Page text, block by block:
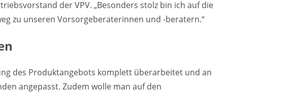
der VPV. „Besonders stolz bin ich auf die
zu unseren Vorsorgeberaterinnen und -beratern.“
des Produktangebots komplett überarbeitet und an
angepasst. Zudem wolle man auf den